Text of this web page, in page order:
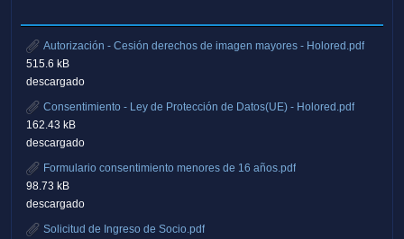
Autorización - Cesión derechos de imagen mayores - Holored.pdf
515.6 kB
descargado
Consentimiento - Ley de Protección de Datos(UE) - Holored.pdf
162.43 kB
descargado
Formulario consentimiento menores de 16 años.pdf
98.73 kB
descargado
Solicitud de Ingreso de Socio.pdf